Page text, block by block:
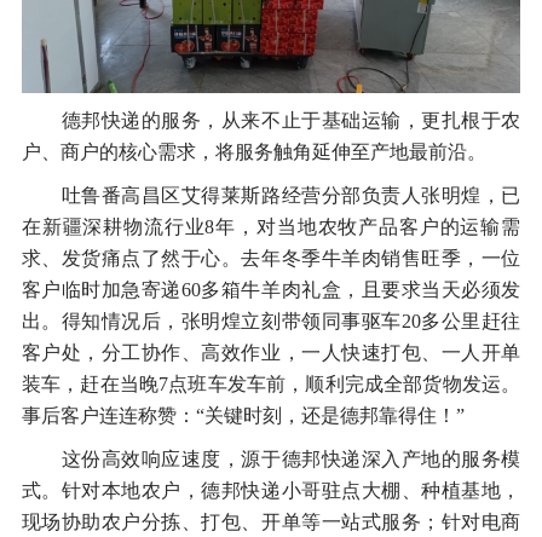
德邦快递的服务，从来不止于基础运输，更扎根于农
户、商户的核心需求，将服务触角延伸至产地最前沿。
吐鲁番高昌区艾得莱斯路经营分部负责人张明煌，已
在新疆深耕物流行业8年，对当地农牧产品客户的运输需
求、发货痛点了然于心。去年冬季牛羊肉销售旺季，一位
客户临时加急寄递60多箱牛羊肉礼盒，且要求当天必须发
出。得知情况后，张明煌立刻带领同事驱车20多公里赶往
客户处，分工协作、高效作业，一人快速打包、一人开单
装车，赶在当晚7点班车发车前，顺利完成全部货物发运。
事后客户连连称赞：“关键时刻，还是德邦靠得住！”
这份高效响应速度，源于德邦快递深入产地的服务模
式。针对本地农户，德邦快递小哥驻点大棚、种植基地，
现场协助农户分拣、打包、开单等一站式服务；针对电商